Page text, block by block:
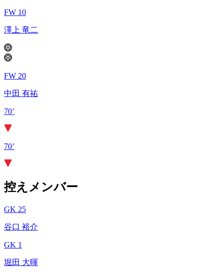
FW 10
澤上 竜二
FW 20
中田 有祐
70’
70’
控えメンバー
GK 25
谷口 裕介
GK 1
堀田 大暉